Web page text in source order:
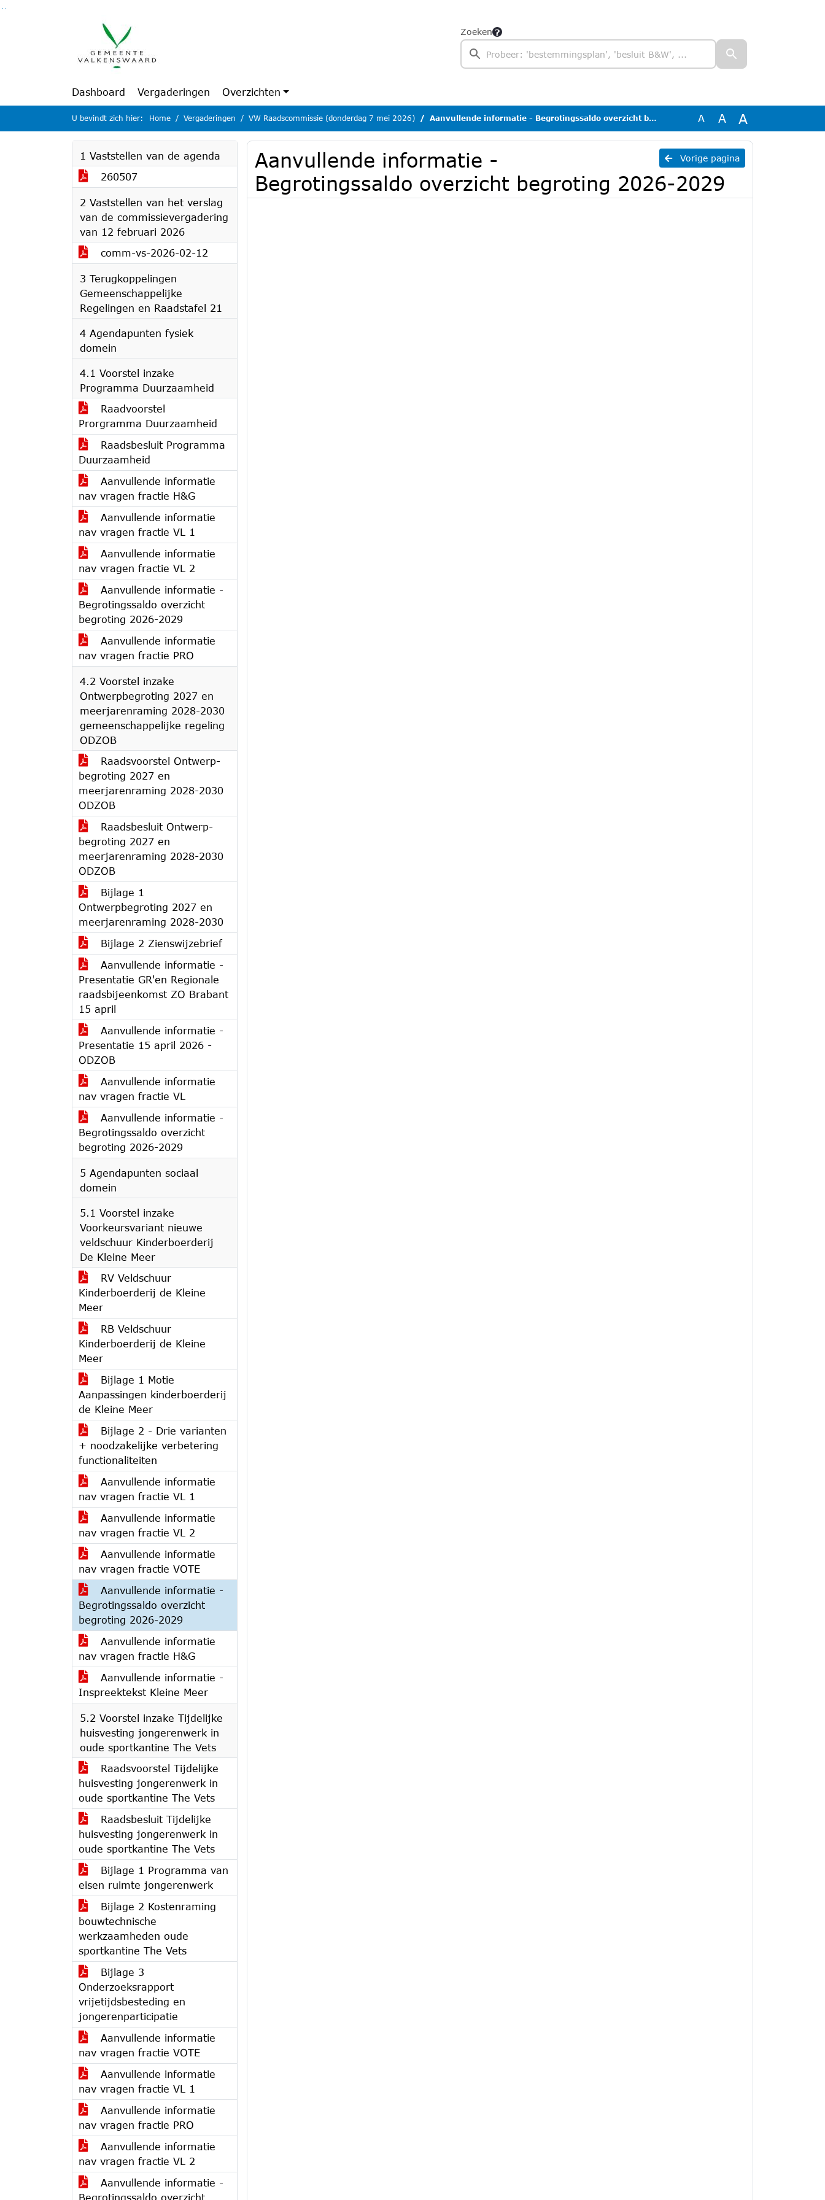
Zoeken
Dashboard Vergaderingen Overzichten
U bevindt zich hier: Home Vergaderingen VW Raadscommissie (donderdag 7 mei 2026) Aanvullende informatie - Begrotingssaldo overzicht begroting 2026-2029 A A A
1 Vaststellen van de agenda
260507
2 Vaststellen van het verslag
van de commissievergadering
van 12 februari 2026
comm-vs-2026-02-12
3 Terugkoppelingen
Gemeenschappelijke
Regelingen en Raadstafel 21
4 Agendapunten fysiek
domein
4.1 Voorstel inzake
Programma Duurzaamheid
Raadvoorstel
Prorgramma Duurzaamheid
Raadsbesluit Programma
Duurzaamheid
Aanvullende informatie
nav vragen fractie H&G
Aanvullende informatie
nav vragen fractie VL 1
Aanvullende informatie
nav vragen fractie VL 2
Aanvullende informatie -
Begrotingssaldo overzicht
begroting 2026-2029
Aanvullende informatie
nav vragen fractie PRO
4.2 Voorstel inzake
Ontwerpbegroting 2027 en
meerjarenraming 2028-2030
gemeenschappelijke regeling
ODZOB
Raadsvoorstel Ontwerp-
begroting 2027 en
meerjarenraming 2028-2030
ODZOB
Raadsbesluit Ontwerp-
begroting 2027 en
meerjarenraming 2028-2030
ODZOB
Bijlage 1
Ontwerpbegroting 2027 en
meerjarenraming 2028-2030
Bijlage 2 Zienswijzebrief
Aanvullende informatie -
Presentatie GR'en Regionale
raadsbijeenkomst ZO Brabant
15 april
Aanvullende informatie -
Presentatie 15 april 2026 -
ODZOB
Aanvullende informatie
nav vragen fractie VL
Aanvullende informatie -
Begrotingssaldo overzicht
begroting 2026-2029
5 Agendapunten sociaal
domein
5.1 Voorstel inzake
Voorkeursvariant nieuwe
veldschuur Kinderboerderij
De Kleine Meer
RV Veldschuur
Kinderboerderij de Kleine
Meer
RB Veldschuur
Kinderboerderij de Kleine
Meer
Bijlage 1 Motie
Aanpassingen kinderboerderij
de Kleine Meer
Bijlage 2 - Drie varianten
+ noodzakelijke verbetering
functionaliteiten
Aanvullende informatie
nav vragen fractie VL 1
Aanvullende informatie
nav vragen fractie VL 2
Aanvullende informatie
nav vragen fractie VOTE
Aanvullende informatie -
Begrotingssaldo overzicht
begroting 2026-2029
Aanvullende informatie
nav vragen fractie H&G
Aanvullende informatie -
Inspreektekst Kleine Meer
5.2 Voorstel inzake Tijdelijke
huisvesting jongerenwerk in
oude sportkantine The Vets
Raadsvoorstel Tijdelijke
huisvesting jongerenwerk in
oude sportkantine The Vets
Raadsbesluit Tijdelijke
huisvesting jongerenwerk in
oude sportkantine The Vets
Bijlage 1 Programma van
eisen ruimte jongerenwerk
Bijlage 2 Kostenraming
bouwtechnische
werkzaamheden oude
sportkantine The Vets
Bijlage 3
Onderzoeksrapport
vrijetijdsbesteding en
jongerenparticipatie
Aanvullende informatie
nav vragen fractie VOTE
Aanvullende informatie
nav vragen fractie VL 1
Aanvullende informatie
nav vragen fractie PRO
Aanvullende informatie
nav vragen fractie VL 2
Aanvullende informatie -
Begrotingssaldo overzicht
Vorige pagina
Aanvullende informatie -
Begrotingssaldo overzicht begroting 2026-2029